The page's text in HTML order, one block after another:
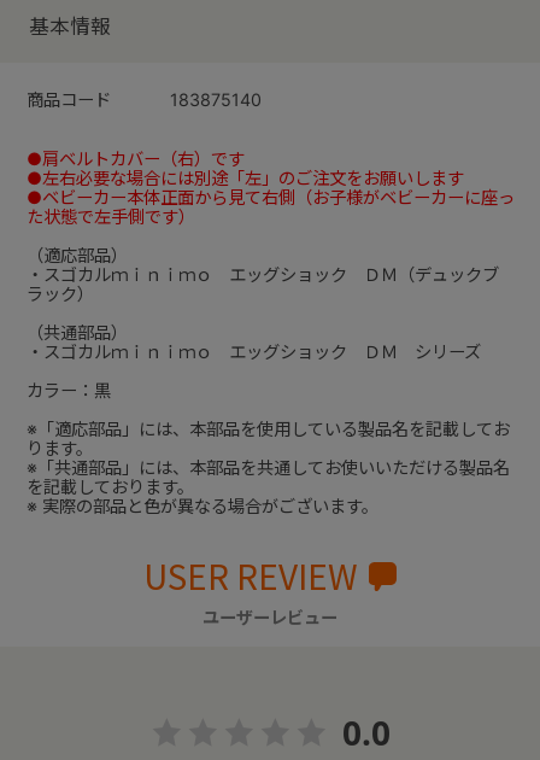
基本情報
商品コード 183875140
●肩ベルトカバー（右）です
●左右必要な場合には別途「左」のご注文をお願いします
●ベビーカー本体正面から見て右側（お子様がベビーカーに座っ
た状態で左手側です）
（適応部品）
・スゴカルｍｉｎｉｍｏ エッグショック ＤＭ（デュックブ
ラック）
（共通部品）
・スゴカルｍｉｎｉｍｏ エッグショック ＤＭ シリーズ
カラー：黒
※「適応部品」には、本部品を使用している製品名を記載してお
ります。
※「共通部品」には、本部品を共通してお使いいただける製品名
を記載しております。
※ 実際の部品と色が異なる場合がございます。
USER REVIEW
ユーザーレビュー
0.0